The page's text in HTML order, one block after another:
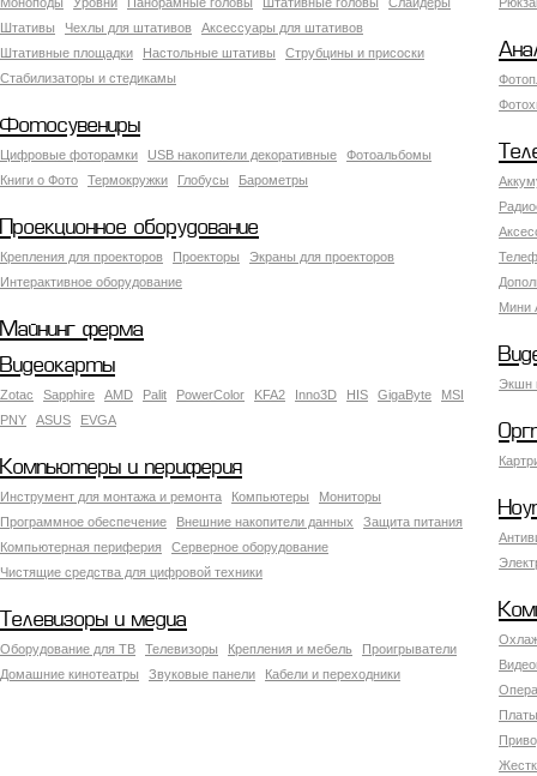
Штативы
Чехлы для штативов
Аксессуары для штативов
Штативные площадки
Настольные штативы
Струбцины и присоски
Стабилизаторы и стедикамы
Фотосувениры
Цифровые фоторамки USB накопители декоративные
Фотоальбомы
Книги о Фото
Термокружки Глобусы Барометры
Мини
Проекционное оборудование
Крепления для проекторов Проекторы
Экраны для проекторов
Интерактивное оборудование
Майнинг ферма
Экшн
Видеокарты
Zotac Sapphire AMD Palit PowerColor KFA2 Inno3D HIS GigaByte
MSI
PNY
ASUS EVGA
Компьютеры и периферия
Инструмент для монтажа и ремонта Компьютеры
Мониторы
Программное обеспечение
Внешние накопители данных
Защита питания
Компьютерная периферия
Серверное оборудование
Чистящие средства для цифровой техники
Телевизоры и медиа
Оборудование для ТВ Телевизоры Крепления и мебель
Проигрыватели
Домашние кинотеатры
Звуковые панели Кабели и переходники